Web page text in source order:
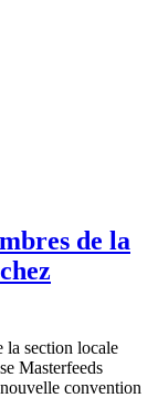
de la
la section locale
Masterfeeds
convention